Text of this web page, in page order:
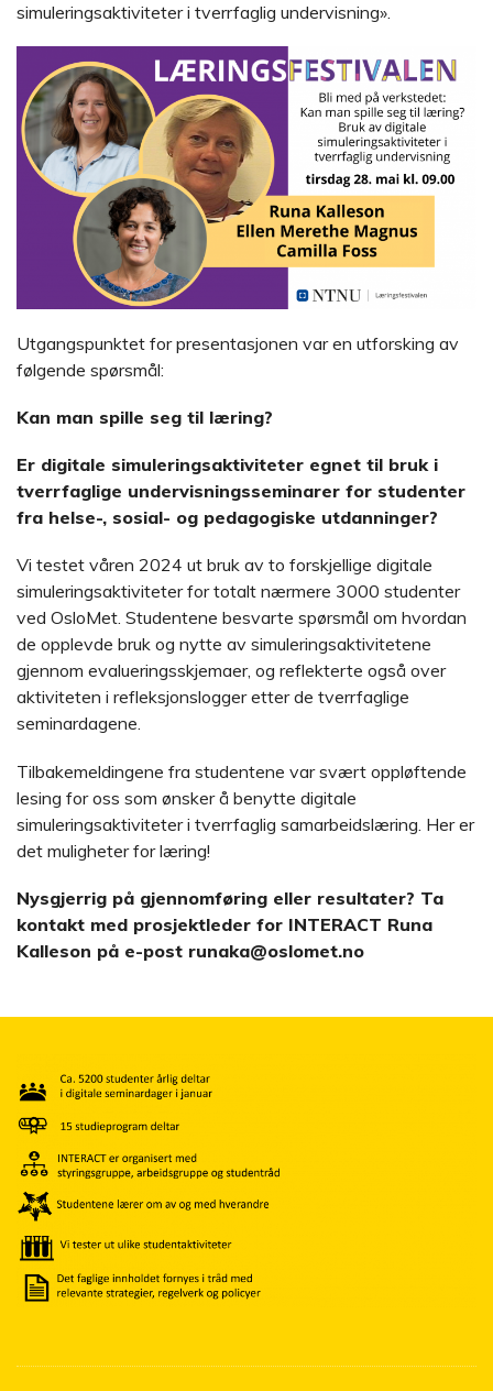
simuleringsaktiviteter i tverrfaglig undervisning».
Utgangspunktet for presentasjonen var en utforsking av
følgende spørsmål:
Kan man spille seg til læring?
Er digitale simuleringsaktiviteter egnet til bruk i
tverrfaglige undervisningsseminarer for studenter
fra helse-, sosial- og pedagogiske utdanninger?
Vi testet våren 2024 ut bruk av to forskjellige digitale
simuleringsaktiviteter for totalt nærmere 3000 studenter
ved OsloMet. Studentene besvarte spørsmål om hvordan
de opplevde bruk og nytte av simuleringsaktivitetene
gjennom evalueringsskjemaer, og reflekterte også over
aktiviteten i refleksjonslogger etter de tverrfaglige
seminardagene.
Tilbakemeldingene fra studentene var svært oppløftende
lesing for oss som ønsker å benytte digitale
simuleringsaktiviteter i tverrfaglig samarbeidslæring. Her er
det muligheter for læring!
Nysgjerrig på gjennomføring eller resultater? Ta
kontakt med prosjektleder for INTERACT Runa
Kalleson på e-post runaka@oslomet.no